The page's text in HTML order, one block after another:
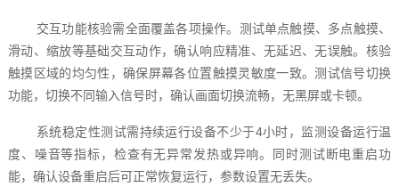
交互功能核验需全面覆盖各项操作。测试单点触摸、多点触摸、
滑动、缩放等基础交互动作，确认响应精准、无延迟、无误触。核验
触摸区域的均匀性，确保屏幕各位置触摸灵敏度一致。测试信号切换
功能，切换不同输入信号时，确认画面切换流畅，无黑屏或卡顿。
系统稳定性测试需持续运行设备不少于4小时，监测设备运行温
度、噪音等指标，检查有无异常发热或异响。同时测试断电重启功
能，确认设备重启后可正常恢复运行，参数设置无丢失。